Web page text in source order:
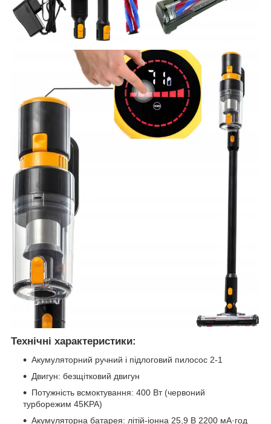
Технічні характеристики:
Акумуляторний ручний і підлоговий пилосос 2-1
Двигун: безщітковий двигун
Потужність всмоктування: 400 Вт (червоний
турборежим 45KPA)
Акумуляторна батарея: літій-іонна 25,9 В 2200 мА·год